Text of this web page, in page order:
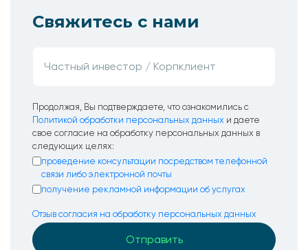
Свяжитесь с нами
Продолжая, Вы подтверждаете, что ознакомились с
Политикой обработки персональных данных и даете
свое согласие на обработку персональных данных в
следующих целях:
проведение консультации посредством телефонной
связи либо электронной почты
получение рекламной информации об услугах
Отзыв согласия на обработку персональных данных